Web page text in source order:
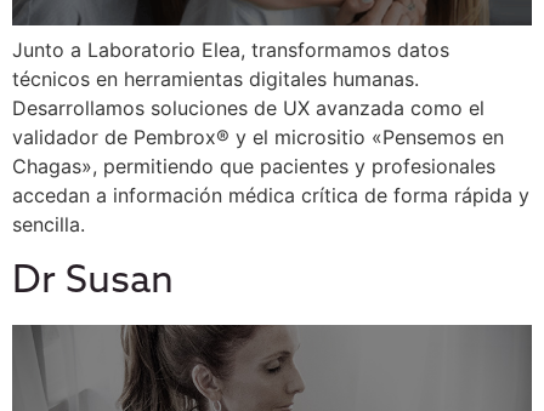
Junto a Laboratorio Elea, transformamos datos
técnicos en herramientas digitales humanas.
Desarrollamos soluciones de UX avanzada como el
validador de Pembrox® y el micrositio «Pensemos en
Chagas», permitiendo que pacientes y profesionales
accedan a información médica crítica de forma rápida y
sencilla.
Dr Susan